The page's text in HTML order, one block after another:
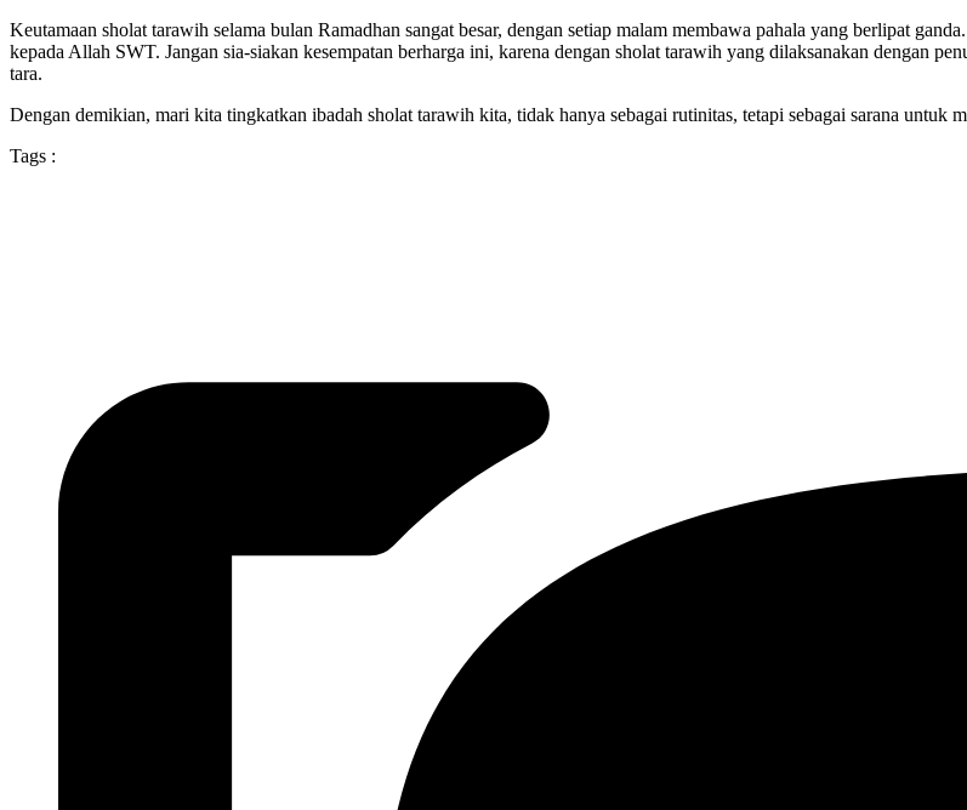
Keutamaan sholat tarawih selama bulan Ramadhan sangat besar, dengan setiap malam membawa pahala yang berlipat
kepada Allah SWT. Jangan sia-siakan kesempatan berharga ini, karena dengan sholat tarawih yang dilaksanakan dengan
tara.
Dengan demikian, mari kita tingkatkan ibadah sholat tarawih kita, tidak hanya sebagai rutinitas, tetapi sebagai sarana untuk
Tags :